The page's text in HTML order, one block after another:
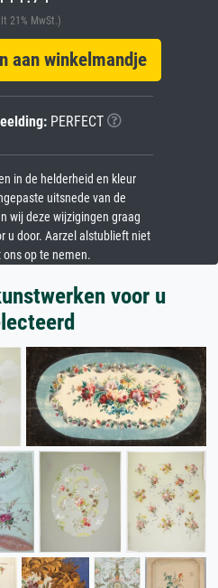
21% MwSt.)
aan winkelmandje
PERFECT
in de helderheid en kleur
uitsnede van de
wij deze wijzigingen graag
u door. Aarzel alstublieft niet
op te nemen.
voor u